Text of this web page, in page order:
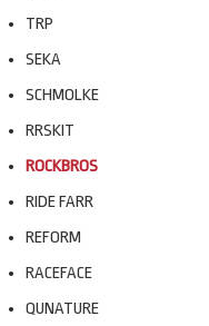
TRP
SEKA
SCHMOLKE
RRSKIT
ROCKBROS
RIDE FARR
REFORM
RACEFACE
QUNATURE